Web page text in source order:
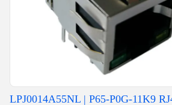
LPJ0014A55NL | P65-P0G-11K9